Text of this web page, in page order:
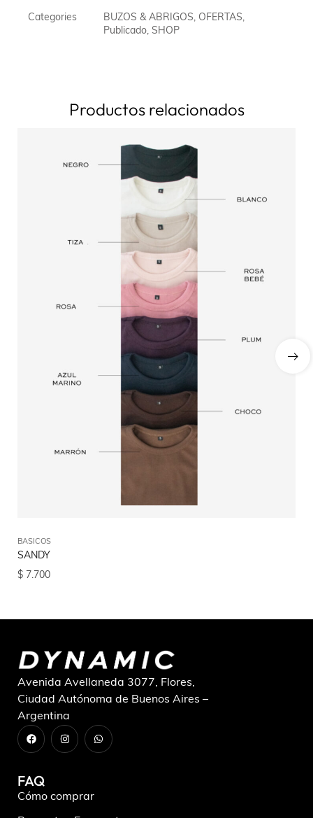
Categories BUZOS & ABRIGOS, OFERTAS,
Publicado, SHOP
Productos relacionados
BASICOS
SANDY
$ 7.700
Avenida Avellaneda 3077, Flores,
Ciudad Autónoma de Buenos Aires –
Argentina
FAQ
Cómo comprar